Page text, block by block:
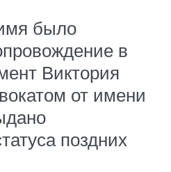
было
в
Виктория
от имени
поздних